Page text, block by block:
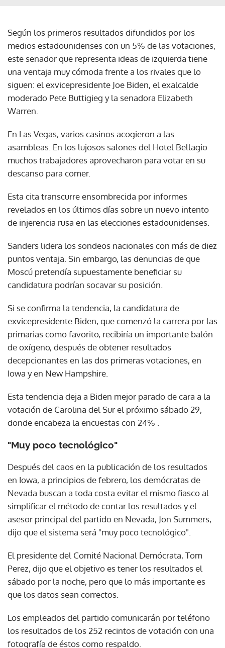
Según los primeros resultados difundidos por los
medios estadounidenses con un 5% de las votaciones,
este senador que representa ideas de izquierda tiene
una ventaja muy cómoda frente a los rivales que lo
siguen: el exvicepresidente Joe Biden, el exalcalde
moderado Pete Buttigieg y la senadora Elizabeth
Warren.
En Las Vegas, varios casinos acogieron a las
asambleas. En los lujosos salones del Hotel Bellagio
muchos trabajadores aprovecharon para votar en su
descanso para comer.
Esta cita transcurre ensombrecida por informes
revelados en los últimos días sobre un nuevo intento
de injerencia rusa en las elecciones estadounidenses.
Sanders lidera los sondeos nacionales con más de diez
puntos ventaja. Sin embargo, las denuncias de que
Moscú pretendía supuestamente beneficiar su
candidatura podrían socavar su posición.
Si se confirma la tendencia, la candidatura de
exvicepresidente Biden, que comenzó la carrera por las
primarias como favorito, recibiría un importante balón
de oxígeno, después de obtener resultados
decepcionantes en las dos primeras votaciones, en
Iowa y en New Hampshire.
Esta tendencia deja a Biden mejor parado de cara a la
votación de Carolina del Sur el próximo sábado 29,
donde encabeza la encuestas con 24% .
"Muy poco tecnológico"
Después del caos en la publicación de los resultados
en Iowa, a principios de febrero, los demócratas de
Nevada buscan a toda costa evitar el mismo fiasco al
simplificar el método de contar los resultados y el
asesor principal del partido en Nevada, Jon Summers,
dijo que el sistema será "muy poco tecnológico".
El presidente del Comité Nacional Demócrata, Tom
Perez, dijo que el objetivo es tener los resultados el
sábado por la noche, pero que lo más importante es
que los datos sean correctos.
Los empleados del partido comunicarán por teléfono
los resultados de los 252 recintos de votación con una
fotografía de éstos como respaldo.